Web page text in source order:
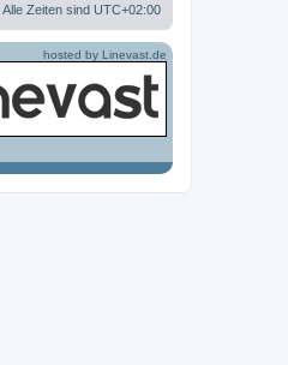
Alle Zeiten sind UTC+02:00
hosted by Linevast.de